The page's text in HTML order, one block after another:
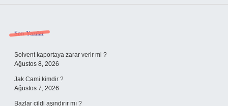
Sidebar
Son Yazılar
Solvent kaportaya zarar verir mi ?
Ağustos 8, 2026
Jak Cami kimdir ?
Ağustos 7, 2026
Bazlar cildi aşındırır mı ?